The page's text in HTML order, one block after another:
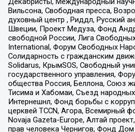
Вильсона, Свободная пресса,
духовный центр , Риддл, Русский
Швеции, Проект Медуза, Фонд
свободной России, Лига
International, Форум Свободных
Солидарность с гражданским
Solidarus, КрымSOS, Свободный
государственного управления,
общества Россия, Беллона, Союз
Тисима и Хабомаи, Съезд
Интернешнл, Фонд борьбы с
церквей TCCN, Агора, Всемирный
Novaja Gazeta-Europe, Алтай
прав человека Чернигов, Фонд